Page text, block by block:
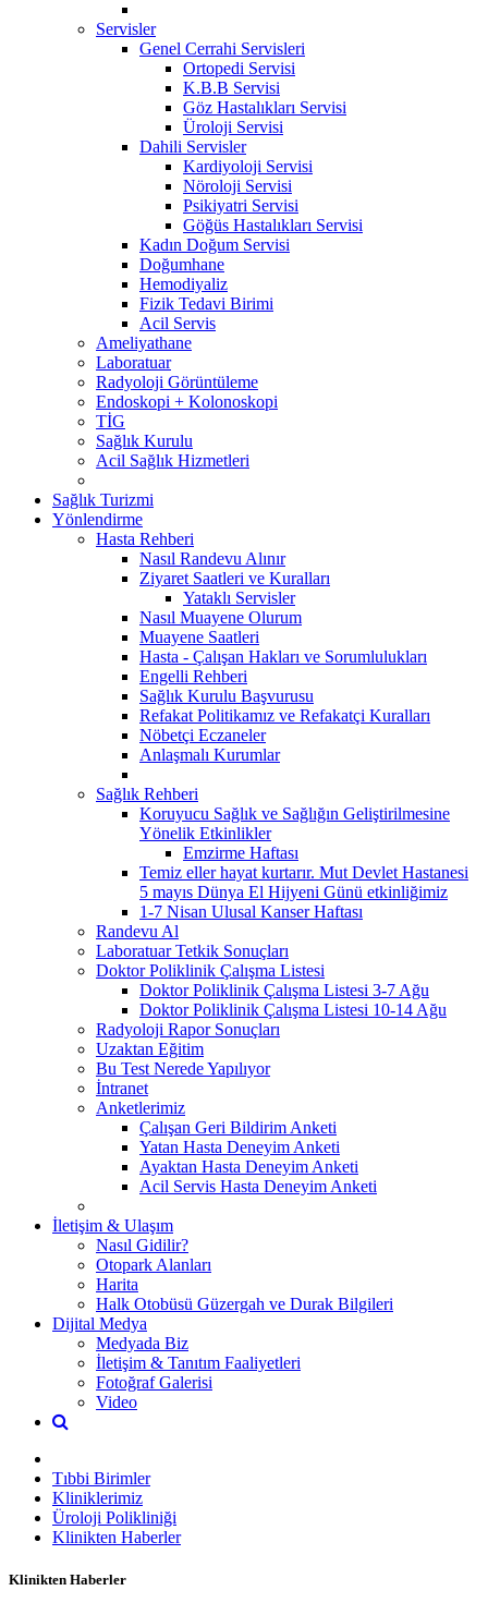
Servisler
Genel Cerrahi Servisleri
Ortopedi Servisi
K.B.B Servisi
Göz Hastalıkları Servisi
Üroloji Servisi
Dahili Servisler
Kardiyoloji Servisi
Nöroloji Servisi
Psikiyatri Servisi
Göğüs Hastalıkları Servisi
Kadın Doğum Servisi
Doğumhane
Hemodiyaliz
Fizik Tedavi Birimi
Acil Servis
Ameliyathane
Laboratuar
Radyoloji Görüntüleme
Endoskopi + Kolonoskopi
TİG
Sağlık Kurulu
Acil Sağlık Hizmetleri
Sağlık Turizmi
Yönlendirme
Hasta Rehberi
Nasıl Randevu Alınır
Ziyaret Saatleri ve Kuralları
Yataklı Servisler
Nasıl Muayene Olurum
Muayene Saatleri
Hasta - Çalışan Hakları ve Sorumlulukları
Engelli Rehberi
Sağlık Kurulu Başvurusu
Refakat Politikamız ve Refakatçi Kuralları
Nöbetçi Eczaneler
Anlaşmalı Kurumlar
Sağlık Rehberi
Koruyucu Sağlık ve Sağlığın Geliştirilmesine
Yönelik Etkinlikler
Emzirme Haftası
Temiz eller hayat kurtarır. Mut Devlet Hastanesi
5 mayıs Dünya El Hijyeni Günü etkinliğimiz
1-7 Nisan Ulusal Kanser Haftası
Randevu Al
Laboratuar Tetkik Sonuçları
Doktor Poliklinik Çalışma Listesi
Doktor Poliklinik Çalışma Listesi 3-7 Ağu
Doktor Poliklinik Çalışma Listesi 10-14 Ağu
Radyoloji Rapor Sonuçları
Uzaktan Eğitim
Bu Test Nerede Yapılıyor
İntranet
Anketlerimiz
Çalışan Geri Bildirim Anketi
Yatan Hasta Deneyim Anketi
Ayaktan Hasta Deneyim Anketi
Acil Servis Hasta Deneyim Anketi
İletişim & Ulaşım
Nasıl Gidilir?
Otopark Alanları
Harita
Halk Otobüsü Güzergah ve Durak Bilgileri
Dijital Medya
Medyada Biz
İletişim & Tanıtım Faaliyetleri
Fotoğraf Galerisi
Video
Tıbbi Birimler
Kliniklerimiz
Üroloji Polikliniği
Klinikten Haberler
Klinikten Haberler